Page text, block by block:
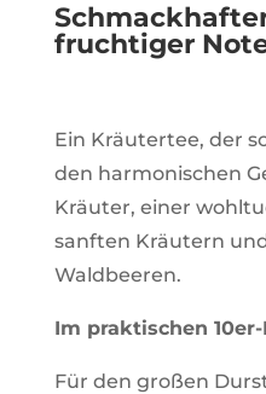
fruchtiger
Ein Kräutertee, der
den harmonischen
Kräuter, einer
sanften Kräutern
Waldbeeren.
Im praktischen
Für den großen